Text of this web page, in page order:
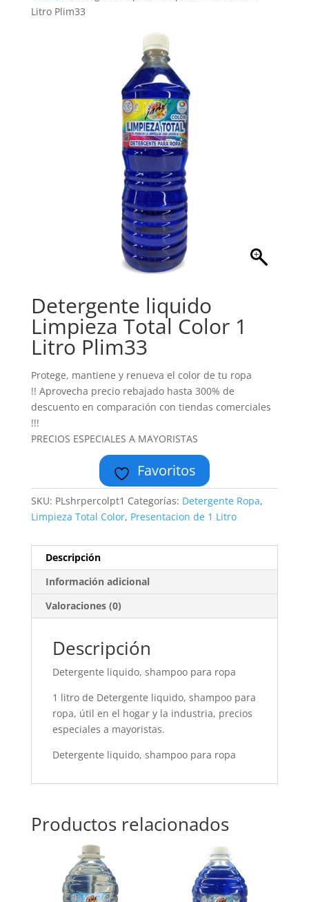
Litro Plim33
Detergente liquido
Limpieza Total Color 1
Litro Plim33
Protege, mantiene y renueva el color de tu ropa
!! Aprovecha precio rebajado hasta 300% de
descuento en comparación con tiendas comerciales
!!!
PRECIOS ESPECIALES A MAYORISTAS
Favoritos
SKU: PLshrpercolpt1 Categorías: Detergente Ropa,
Limpieza Total Color, Presentacion de 1 Litro
Descripción
Información adicional
Valoraciones (0)
Descripción
Detergente liquido, shampoo para ropa
1 litro de Detergente liquido, shampoo para
ropa, útil en el hogar y la industria, precios
especiales a mayoristas.
Detergente liquido, shampoo para ropa
Productos relacionados